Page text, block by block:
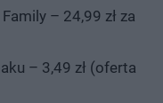
– 24,99 zł za
– 3,49 zł (oferta